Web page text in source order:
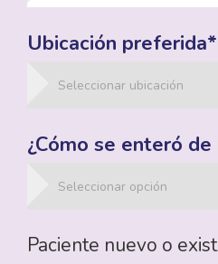
Ubicación preferida*
¿Cómo se enteró
Paciente nuevo o